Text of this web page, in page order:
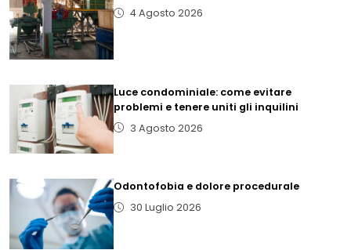
4 Agosto 2026
Luce condominiale: come evitare
problemi e tenere uniti gli inquilini
3 Agosto 2026
Odontofobia e dolore procedurale
30 Luglio 2026